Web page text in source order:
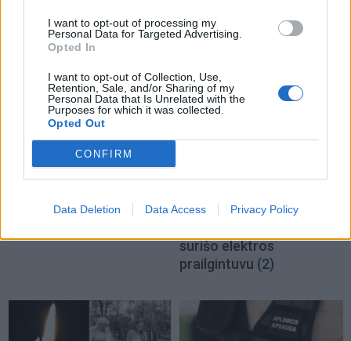
I want to opt-out of processing my
Personal Data for Targeted Advertising.
Opted In
I want to opt-out of Collection, Use,
Retention, Sale, and/or Sharing of my
Personal Data that Is Unrelated with the
Purposes for which it was collected.
Opted Out
CONFIRM
Data Deletion Data Access Privacy Policy
Podkastai
Į Klaipėdą iš emigracijos
Kučinskienė įvardijo
sutramdytą agresyvų
surišo elektros
prailgintuvu (2)